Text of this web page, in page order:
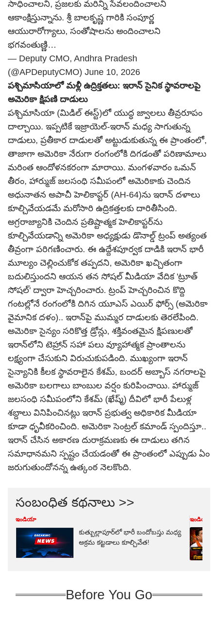
సాధించాలని, ప్రజలకు మరిన్ని సేవలందించాలని
ఆకాంక్షిస్తున్నాను. శ్రీ బాలకృష్ణ గారికి సంపూర్ణ
ఆయురారోగ్యాలు, సంతోషాలను అందించాలని
భగవంతుణ్ణి…
— Deputy CMO, Andhra Pradesh
(@APDeputyCMO) June 10, 2026
పశ్చిమాసియాలో మళ్లీ ఉద్రిక్తతలు: ఇరాన్ సైనిక స్థావరాలపై
అమెరికా క్షిపణి దాడులు
పశ్చిమాసియా (మిడిల్ ఈస్ట్)లో యుద్ధ జ్వాలలు తీవ్రరూపం
దాల్చాయి. ఇప్పటికే ఇజ్రాయెల్-ఇరాన్ మధ్య సాగుతున్న
దాడులు, ప్రతీకార దాడులతో అట్టుడుకుతున్న ఈ ప్రాంతంలో,
తాజాగా అమెరికా నేరుగా రంగంలోకి దిగడంతో పరిణామాలు
మరింత ఆందోళనకరంగా మారాయి. మంగళవారం ఒమన్
తీరం, హార్ముజ్ జలసంధి సమీపంలో అమెరికాకు చెందిన
అధునాతన అపాచీ హెలికాప్టర్ (AH-64)ను ఇరాన్ దళాలు
కూల్చివేయడమే మరోసారి ఉద్రికత్తలకు దారితీసింది.
అగ్రరాజ్యానికి చెందిన ప్రతిష్టాత్మక హెలికాప్టర్‌ను
కూల్చివేయడాన్ని అమెరికా అధ్యక్షుడు డొనాల్డ్ ట్రంప్ అత్యంత
తీవ్రంగా పరిగణించారు. ఈ ఉద్దేశపూర్వక దాడికి ఇరాన్ భారీ
మూల్యం చెల్లించుకోక తప్పదని, అమెరికా ఖచ్చితంగా
బదులిస్తుందని ఆయన తన సోషల్ మీడియా వేదిక 'ట్రూత్
సోషల్' ద్వారా హెచ్చరించారు. ట్రంప్ హెచ్చరించిన కొద్ది
గంటల్లోనే రంగంలోకి దిగిన యూఎస్ ఎయిర్ ఫోర్స్ (అమెరికా
వైమానిక దళం).. ఇరాన్‌పై ముమ్మర దాడులకు తెరలేపింది.
అమెరికా సైన్యం సరికొత్త డ్రోన్లు, శక్తివంతమైన క్షిపణులతో
ఇరాన్‌లోని టెహ్రాన్ సహా పలు వ్యూహాత్మక ప్రాంతాలను
లక్ష్యంగా చేసుకుని విరుచుకుపడింది. ముఖ్యంగా ఇరాన్
సైన్యానికి కీలక స్థావరాలైన కేశమ్, బందర్ అబ్బాస్ నగరాలపై
అమెరికా బలగాలు బాంబుల వర్షం కురిపించాయి. హార్ముజ్
జలసంధి సమీపంలోని కేశమ్ (ఖేష్మ్‌) దీవిలో భారీ పేలుళ్ల
శబ్దాలు వినిపించినట్లు ఇరాన్ ప్రభుత్వ అధికారిక మీడియా
కూడా ధృవీకరించింది. అమెరికా సెంట్రల్ కమాండ్ స్పందిస్తూ..
ఇరాన్ చేసిన అకారణ దురాక్రమణకు ఈ దాడులు తగిన
సమాధానమని స్పష్టం చేయడంతో ఈ ప్రాంతంలో ఎప్పుడు ఏం
జరుగుతుందోనన్న ఉత్కంఠ నెలకొంది.
సంబంధిత కథనాలు >>
ఇండియా
కుత్బుల్లాపూర్‌లో భారీ బందోబస్తు మధ్య
అక్రమ కట్టడాలు కూల్చివేత!
ఇండియా
Before You Go